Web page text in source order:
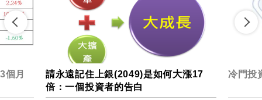
個月
請永遠記住上銀(2049)是如何大漲17
倍：一個投資者的告白
冷門投